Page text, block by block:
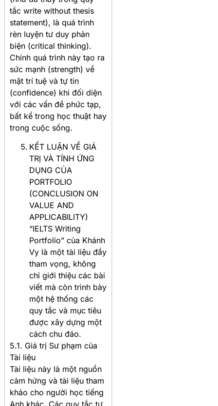
tắc write without thesis
statement), là quá trình
rèn luyện tư duy phản
biện (critical thinking).
Chính quá trình này tạo ra
sức mạnh (strength) về
mặt trí tuệ và tự tin
(confidence) khi đối diện
với các vấn đề phức tạp,
bất kể trong học thuật hay
trong cuộc sống.
KẾT LUẬN VỀ GIÁ
TRỊ VÀ TÍNH ỨNG
DỤNG CỦA
PORTFOLIO
(CONCLUSION ON
VALUE AND
APPLICABILITY)
“IELTS Writing
Portfolio” của Khánh
Vy là một tài liệu đầy
tham vọng, không
chỉ giới thiệu các bài
viết mà còn trình bày
một hệ thống các
quy tắc và mục tiêu
được xây dựng một
cách chu đáo.
5.1. Giá trị Sư phạm của
Tài liệu
Tài liệu này là một nguồn
cảm hứng và tài liệu tham
khảo cho người học tiếng
Anh khác. Các quy tắc tự